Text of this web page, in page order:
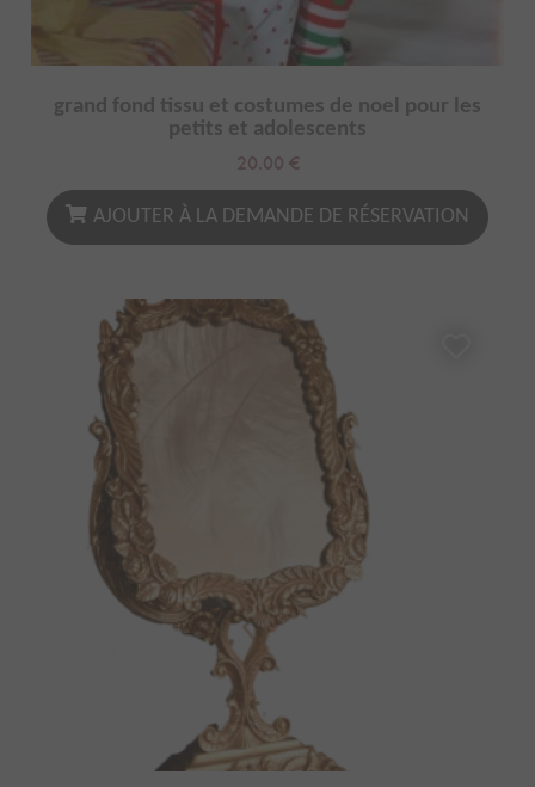
grand fond tissu et costumes de noel pour les
petits et adolescents
20.00 €
AJOUTER À LA DEMANDE DE RÉSERVATION